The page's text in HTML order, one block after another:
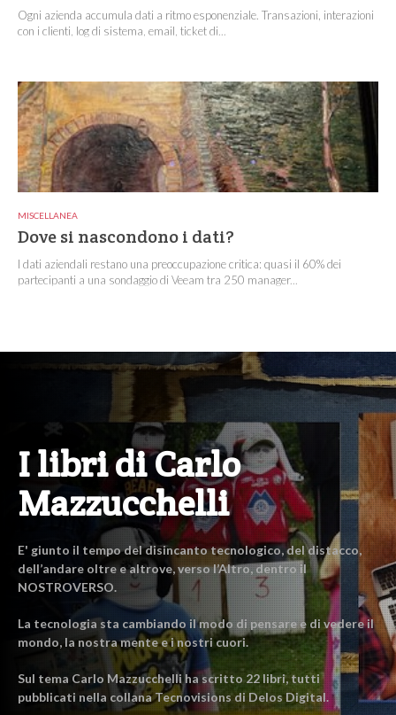
Ogni azienda accumula dati a ritmo esponenziale. Transazioni, interazioni
con i clienti, log di sistema, email, ticket di...
MISCELLANEA
Dove si nascondono i dati?
I dati aziendali restano una preoccupazione critica: quasi il 60% dei
partecipanti a una sondaggio di Veeam tra 250 manager...
I libri di Carlo
Mazzucchelli
E' giunto il tempo del disincanto tecnologico, del distacco,
dell’andare oltre e altrove, verso l’Altro, dentro il
NOSTROVERSO.
La tecnologia sta cambiando il modo di pensare e di vedere il
mondo, la nostra mente e i nostri cuori.
Sul tema Carlo Mazzucchelli ha scritto 22 libri, tutti
pubblicati nella collana Tecnovisions di Delos Digital.